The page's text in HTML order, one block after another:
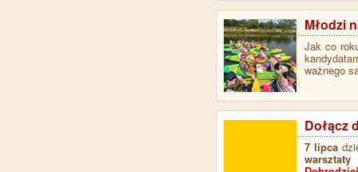
Młodzi
Jak co
ważnego
Dołącz
7 lipca
warsztaty